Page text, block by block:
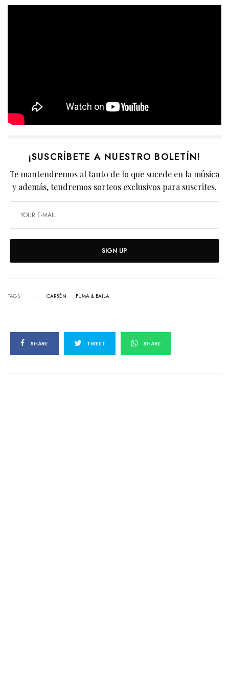
¡SUSCRÍBETE A NUESTRO BOLETÍN!
Te mantendremos al tanto de lo que sucede en la música
y además, tendremos sorteos exclusivos para suscrites.
SIGN UP
TAGS CARBÓN FUMA & BAILA
SHARE TWEET SHARE